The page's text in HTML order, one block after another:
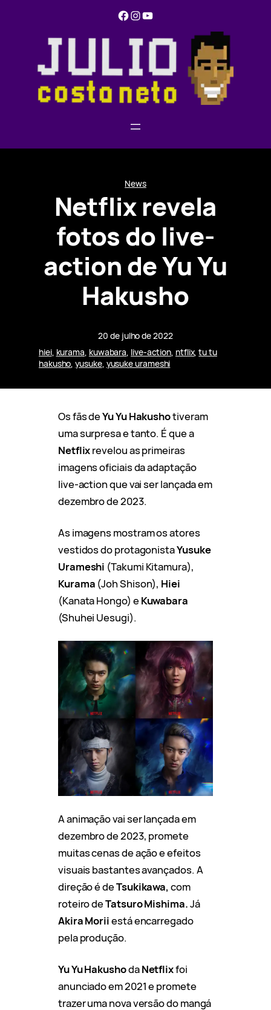
Facebook Instagram YouTube
News
Netflix revela
fotos do live-
action de Yu Yu
Hakusho
20 de julho de 2022
hiei, kurama, kuwabara, live-action, ntflix, tu tu
hakusho, yusuke, yusuke urameshi
Os fãs deYu Yu Hakushotiveram
uma surpresa e tanto. É que a
Netflixrevelou as primeiras
imagens oficiais da adaptação
live-action que vai ser lançada em
dezembro de 2023.
As imagens mostram os atores
vestidos do protagonistaYusuke
Urameshi (Takumi Kitamura),
Kurama (Joh Shison), Hiei
(Kanata Hongo) eKuwabara
(Shuhei Uesugi).
A animação vai ser lançada em
dezembro de 2023, promete
muitas cenas de ação e efeitos
visuais bastantes avançados. A
direção é deTsukikawa,com
roteiro deTatsuro Mishima.Já
Akira Moriiestá encarregado
pela produção.
Yu Yu HakushodaNetflixfoi
anunciado em 2021 e promete
trazer uma nova versão do mangá